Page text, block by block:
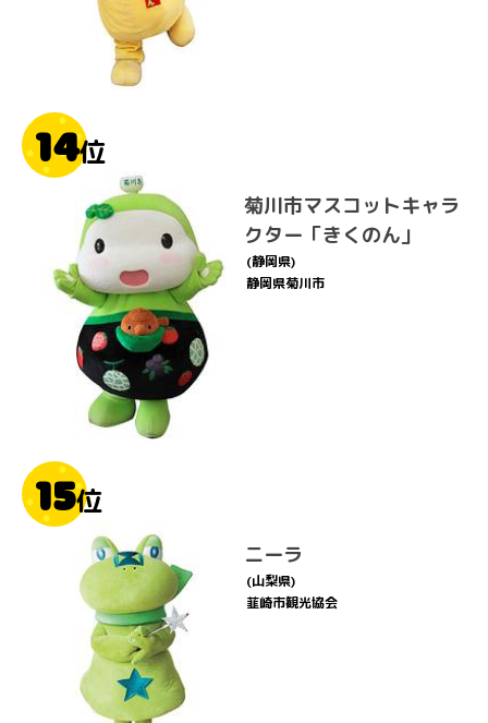
14位
菊川市マスコットキャラ
クター「きくのん」
(静岡県)
静岡県菊川市
15位
ニーラ
(山梨県)
韮崎市観光協会